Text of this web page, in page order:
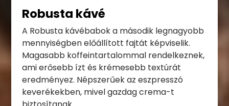
Robusta kávé
A Robusta kávébabok a második legnagyobb
mennyiségben előállított fajtát képviselik.
Magasabb koffeintartalommal rendelkeznek,
ami erősebb ízt és krémesebb textúrát
eredményez. Népszerűek az eszpresszó
keverékekben, mivel gazdag crema-t